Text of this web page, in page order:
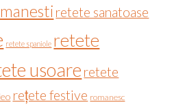
retete sanatoase
retete spaniole retete
usoare retete
rețete festive romanesc